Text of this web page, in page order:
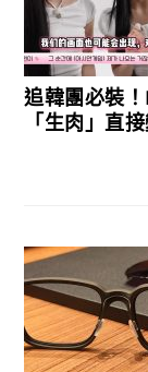
追韓團必裝
「生肉」直